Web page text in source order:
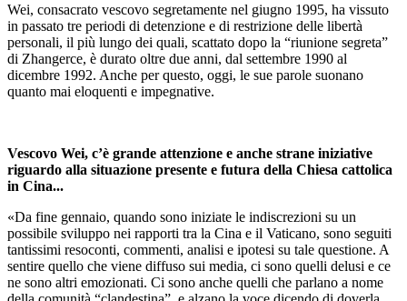
Wei, consacrato vescovo segretamente nel giugno 1995, ha vissuto
in passato tre periodi di detenzione e di restrizione delle libertà
personali, il più lungo dei quali, scattato dopo la “riunione segreta”
di Zhangerce, è durato oltre due anni, dal settembre 1990 al
dicembre 1992. Anche per questo, oggi, le sue parole suonano
quanto mai eloquenti e impegnative.
Vescovo Wei, c’è grande attenzione e anche strane iniziative
riguardo alla situazione presente e futura della Chiesa cattolica
in Cina...
«Da fine gennaio, quando sono iniziate le indiscrezioni su un
possibile sviluppo nei rapporti tra la Cina e il Vaticano, sono seguiti
tantissimi resoconti, commenti, analisi e ipotesi su tale questione. A
sentire quello che viene diffuso sui media, ci sono quelli delusi e ce
ne sono altri emozionati. Ci sono anche quelli che parlano a nome